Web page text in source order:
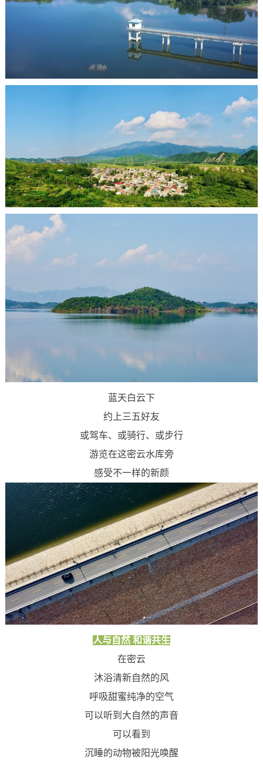
蓝天白云下
约上三五好友
或驾车、或骑行、或步行
游览在这密云水库旁
感受不一样的新颜
人与自然 和谐共生
在密云
沐浴清新自然的风
呼吸甜蜜纯净的空气
可以听到大自然的声音
可以看到
沉睡的动物被阳光唤醒